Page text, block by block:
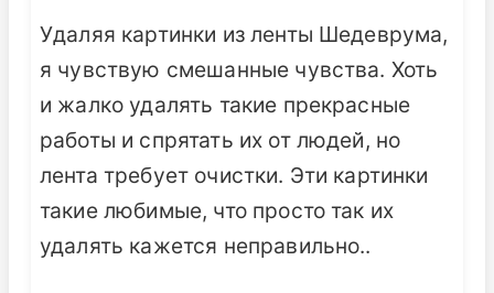
Удаляя картинки из ленты Шедеврума,
я чувствую смешанные чувства. Хоть
и жалко удалять такие прекрасные
работы и спрятать их от людей, но
лента требует очистки. Эти картинки
такие любимые, что просто так их
удалять кажется неправильно..